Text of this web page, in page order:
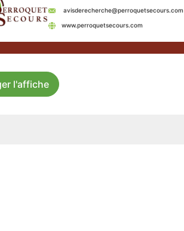
avisderecherche@perroquetsecours.com
www.perroquetsecours.com
l'affiche